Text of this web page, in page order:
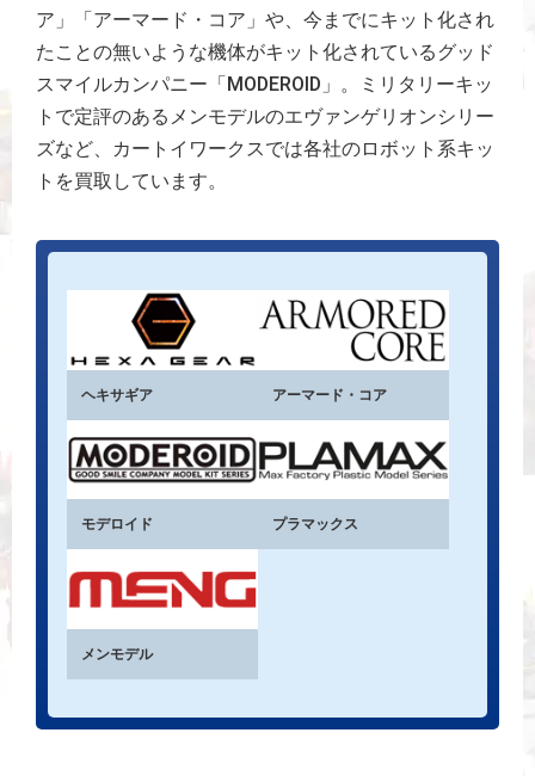
ア」「アーマード・コア」や、今までにキット化され
たことの無いような機体がキット化されているグッド
スマイルカンパニー「MODEROID」。ミリタリーキッ
トで定評のあるメンモデルのエヴァンゲリオンシリー
ズなど、カートイワークスでは各社のロボット系キッ
トを買取しています。
ヘキサギア アーマード・コア
モデロイド プラマックス
メンモデル